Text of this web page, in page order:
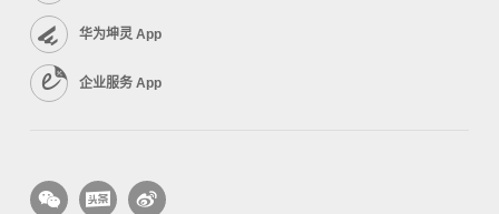
华为坤灵 App
企业服务 App